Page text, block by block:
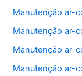
Manutenção ar-
Manutenção ar-
Manutenção ar-
Manutenção ar-